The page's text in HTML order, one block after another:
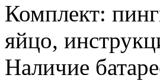
Комплект:
яйцо,
Наличие